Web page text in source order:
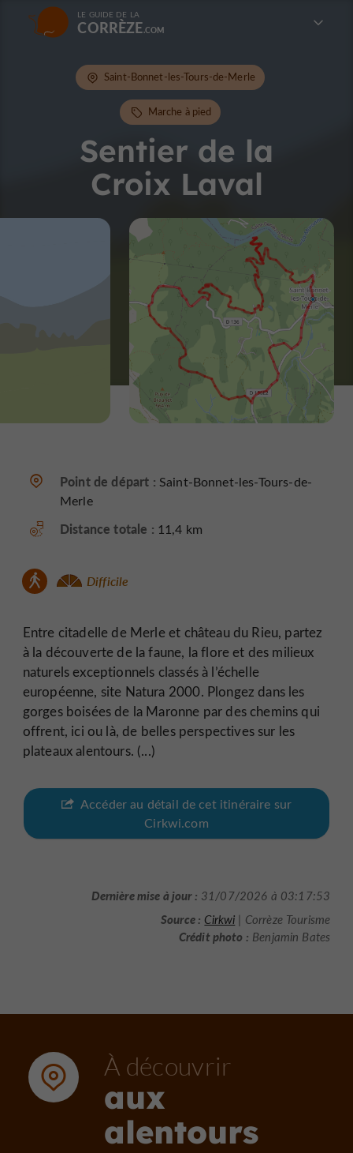
LE GUIDE DE LA
CORRÈZE
Sentier de la
Croix Laval
Saint-Bonnet-les-Tours-de-Merle
Marche à pied
Point de départ : Saint-Bonnet-les-Tours-de-
Merle
Distance totale : 11,4 km
Difficile
Entre citadelle de Merle et château du Rieu, partez
à la découverte de la faune, la flore et des milieux
naturels exceptionnels classés à l’échelle
européenne, site Natura 2000. Plongez dans les
gorges boisées de la Maronne par des chemins qui
offrent, ici ou là, de belles perspectives sur les
plateaux alentours. (...)
Accéder au détail de cet itinéraire sur
Cirkwi.com
Dernière mise à jour : 31/07/2026 à 03:17:53
Source : Cirkwi | Corrèze Tourisme
Crédit photo : Benjamin Bates
À découvrir
aux
alentours